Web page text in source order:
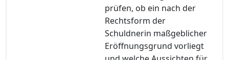
prüfen, ob ein nach der
Rechtsform der
Schuldnerin maßgeblicher
Eröffnungsgrund vorliegt